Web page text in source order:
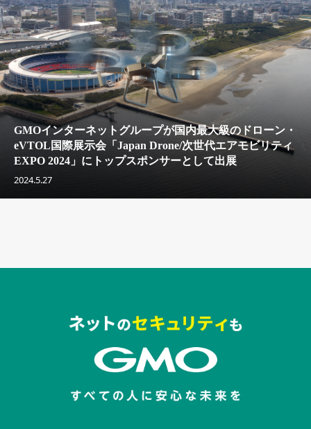
GMOインターネットグループが国内最大級のドローン・
eVTOL国際展示会「Japan Drone/次世代エアモビリティ
EXPO 2024」にトップスポンサーとして出展
2024.5.27
セキュリティキャンペーンでのバナー